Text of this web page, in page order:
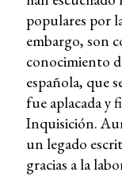
populares por
embargo, son
conocimiento
española, que
fue aplacada y
Inquisición.
un legado
gracias a la